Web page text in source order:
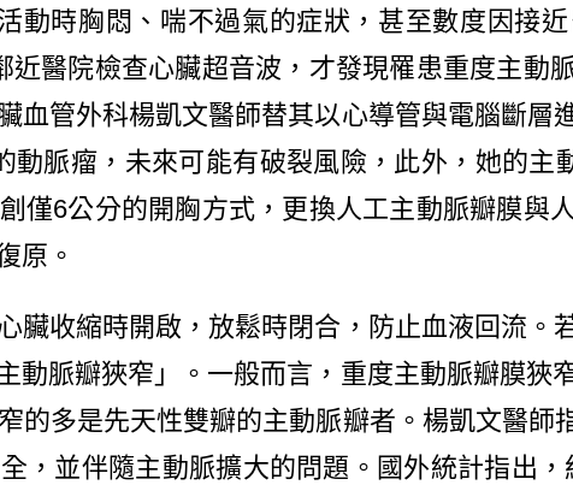
時胸悶、喘不過氣的症狀，甚至數度因接近
近醫院檢查心臟超音波，才發現罹患重度主動
血管外科楊凱文醫師替其以心導管與電腦斷層
脈瘤，未來可能有破裂風險，此外，她的主
僅6公分的開胸方式，更換人工主動脈瓣膜與
原。
收縮時開啟，放鬆時閉合，防止血液回流。
動脈瓣狹窄」。一般而言，重度主動脈瓣膜狹
的多是先天性雙瓣的主動脈瓣者。楊凱文醫師
，並伴隨主動脈擴大的問題。國外統計指出